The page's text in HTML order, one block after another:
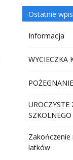
Ostatnie
Informacja
UROCZYSTE
Zakończenie
latków